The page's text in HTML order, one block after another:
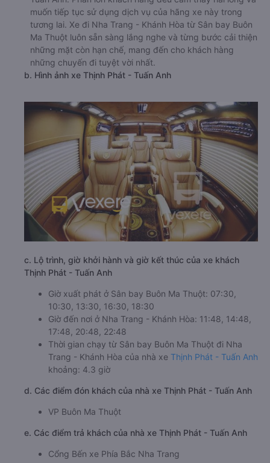
muốn tiếp tục sử dụng dịch vụ của hãng xe này trong
tương lai. Xe đi Nha Trang - Khánh Hòa từ Sân bay Buôn
Ma Thuột luôn sẵn sàng lắng nghe và từng bước cải thiện
những mặt còn hạn chế, mang đến cho khách hàng
những chuyến đi tuyệt vời nhất.
b. Hình ảnh xe Thịnh Phát - Tuấn Anh
c. Lộ trình, giờ khởi hành và giờ kết thúc của xe khách
Thịnh Phát - Tuấn Anh
Giờ xuất phát ở Sân bay Buôn Ma Thuột: 07:30,
10:30, 13:30, 16:30, 18:30
Giờ đến nơi ở Nha Trang - Khánh Hòa: 11:48, 14:48,
17:48, 20:48, 22:48
Thời gian chạy từ Sân bay Buôn Ma Thuột đi Nha
Trang - Khánh Hòa của nhà xe Thịnh Phát - Tuấn Anh
khoảng: 4.3 giờ
d. Các điểm đón khách của nhà xe Thịnh Phát - Tuấn Anh
VP Buôn Ma Thuột
e. Các điểm trả khách của nhà xe Thịnh Phát - Tuấn Anh
Cổng Bến xe Phía Bắc Nha Trang